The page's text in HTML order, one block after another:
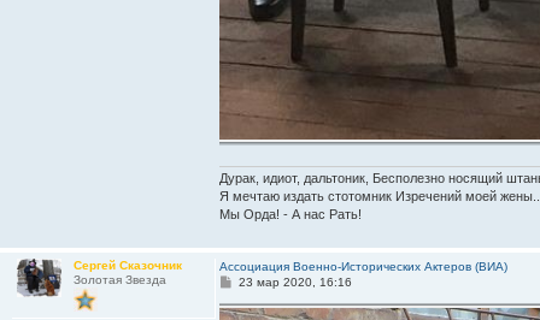
Дурак, идиот, дальтоник, Бесполезно носящий
Я мечтаю издать стотомник Изречений моей
Мы Орда! - А нас Рать!
Сергей Сказочник
Золотая Звезда
Ассоциация Военно-Исторических Актеров (ВИА)
С
о
23 мар 2020, 16:16